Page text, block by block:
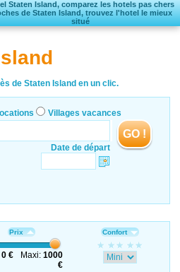
Staten Island, comparez les hotels pas chers
de Staten Island, trouvez l'hotel le mieux
situé
Hôtels
vacances
vacances
de Staten Island en un clic.
Villages vacances
Date de départ
GO !
Prix
0 € Maxi:1000
€
Confort